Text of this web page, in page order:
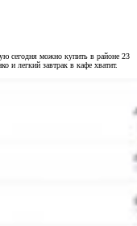
сегодня можно купить в районе 23
и легкий завтрак в кафе хватит.